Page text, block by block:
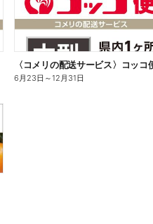
〈コメリの配送サービス〉コッコ
6月23日 ～12月31日